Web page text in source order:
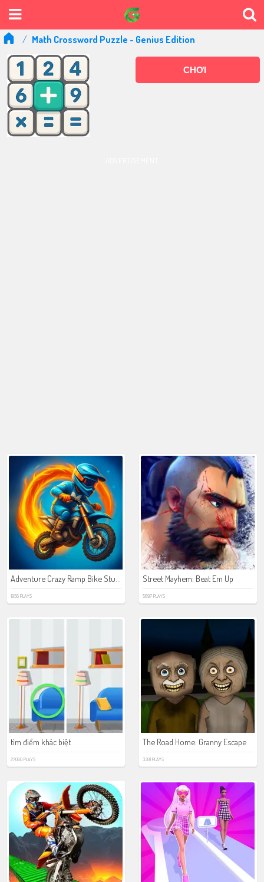
Math Crossword Puzzle - Genius Edition
CHƠI
1956 PLAYS
Street Mayhem: Beat Em Up
5697 PLAYS
tìm điểm khác biệt
27060 PLAYS
The Road Home: Granny Escape
3381 PLAYS